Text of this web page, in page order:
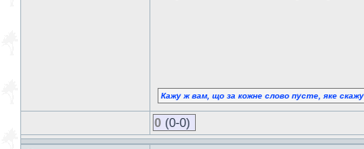
Кажу ж вам, що за кожне слово пусте, яке
0 (0-0)